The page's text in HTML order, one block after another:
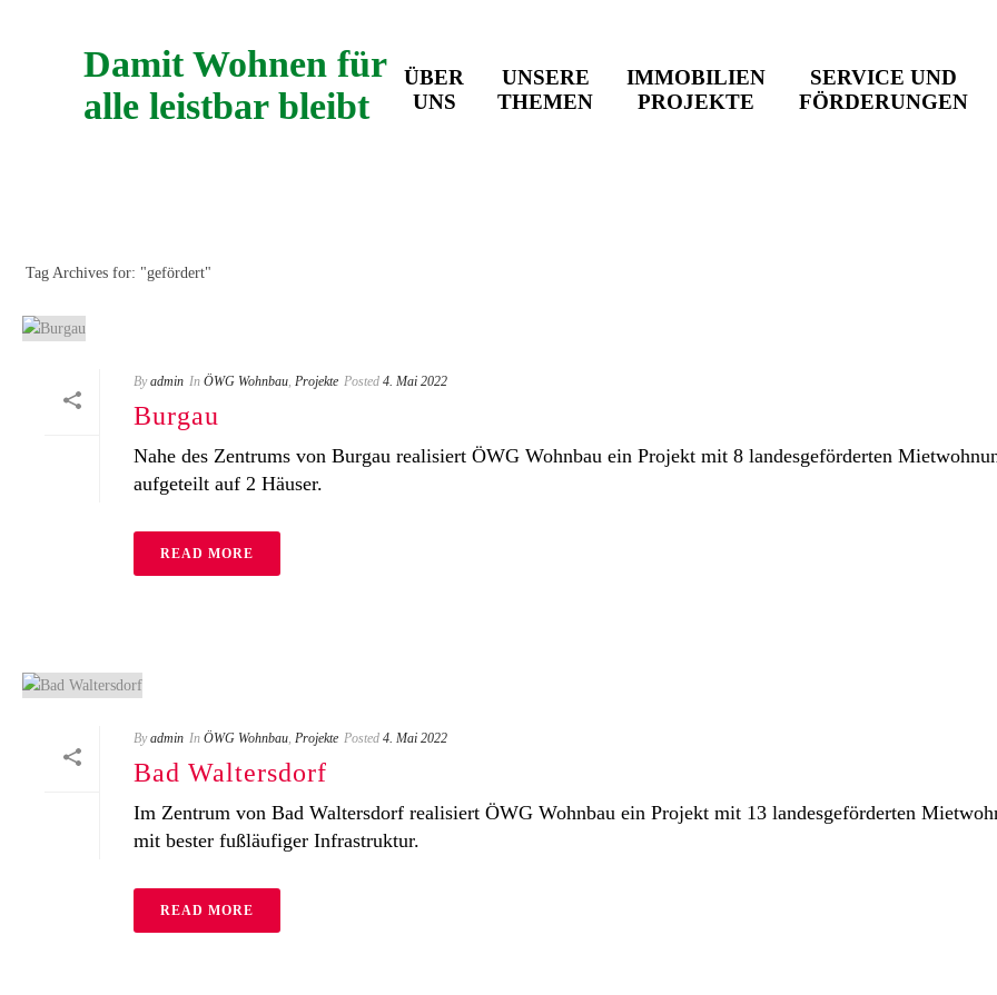
Damit Wohnen für
alle leistbar bleibt
ÜBER
UNS
UNSERE
THEMEN
IMMOBILIEN
PROJEKTE
SERVICE UND
FÖRDERUNGEN
Tag Archives for: "gefördert"
By admin In ÖWG Wohnbau, Projekte Posted 4. Mai 2022
Burgau
Nahe des Zentrums von Burgau realisiert ÖWG Wohnbau ein Projekt mit 8 landesgeförderten
aufgeteilt auf 2 Häuser.
READ MORE
By admin In ÖWG Wohnbau Projekte Posted 4. Mai 2022
Bad Waltersdorf
Im Zentrum von Bad Waltersdorf realisiert ÖWG Wohnbau ein Projekt mit 13 landesgeförderten
mit bester fußläufiger Infrastruktur.
READ MORE